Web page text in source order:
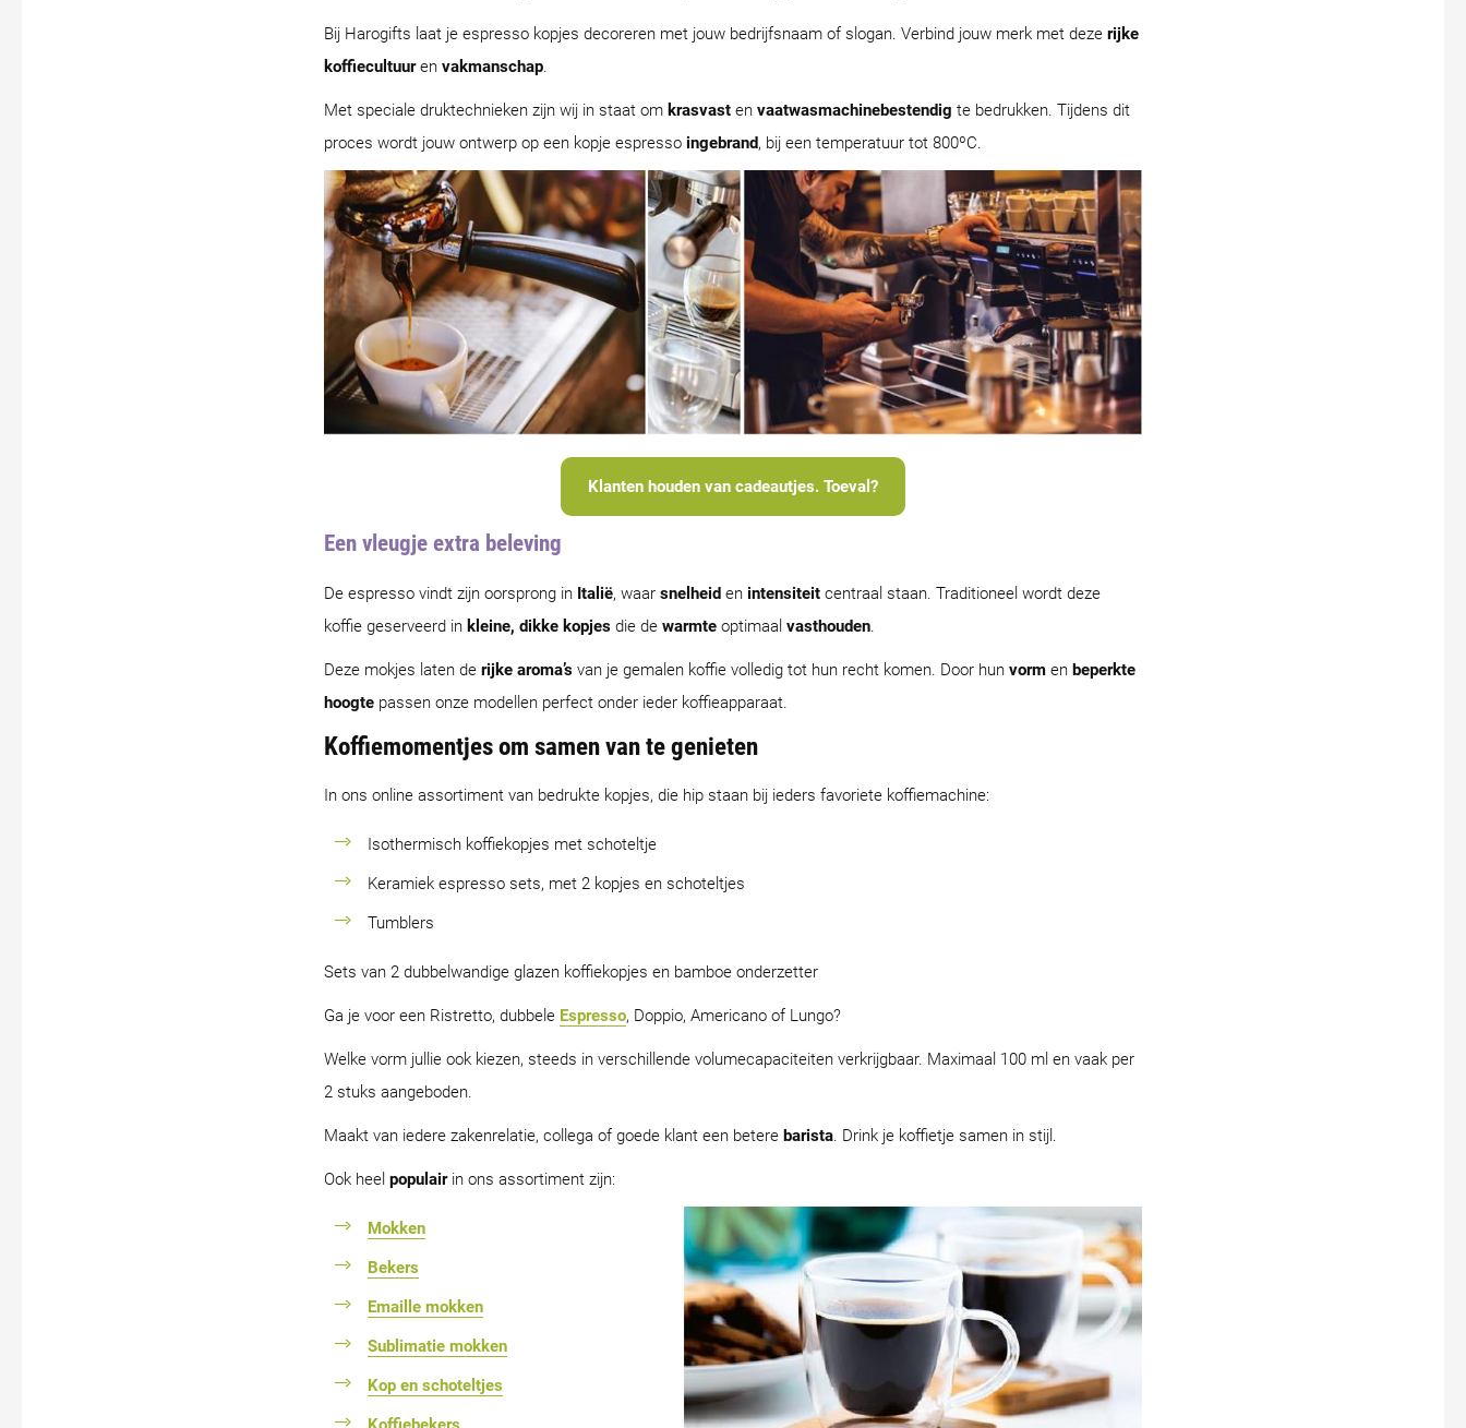
Bij Harogifts laat je espresso kopjes decoreren met jouw bedrijfsnaam of slogan. Verbind jouw merk met deze rijke
koffiecultuuren vakmanschap.
Met speciale druktechnieken zijn wij in staat om krasvast en vaatwasmachinebestendig te bedrukken. Tijdens dit
proces wordt jouw ontwerp op een kopje espresso ingebrand, bij een temperatuur tot 800ºC.
Klanten houden van cadeautjes. Toeval?
Een vleugje extra beleving
De espresso vindt zijn oorsprong in Italië, waar snelheid en intensiteit centraal staan. Traditioneel wordt deze
koffie geserveerd in kleine, dikke kopjes die de warmte optimaal vasthouden.
Deze mokjes laten de rijke aroma’s van je gemalen koffie volledig tot hun recht komen. Door hun vorm en beperkte
hoogte passen onze modellen perfect onder ieder koffieapparaat.
Koffiemomentjes om samen van te genieten
In ons online assortiment van bedrukte kopjes, die hip staan bij ieders favoriete koffiemachine:
Isothermisch koffiekopjes met schoteltje
Keramiek espresso sets, met 2 kopjes en schoteltjes
Tumblers
Sets van 2 dubbelwandige glazen koffiekopjes en bamboe onderzetter
Ga je voor een Ristretto, dubbele Espresso, Doppio, Americano of Lungo?
Welke vorm jullie ook kiezen, steeds in verschillende volumecapaciteiten verkrijgbaar. Maximaal 100 ml en vaak per
2 stuks aangeboden.
Maakt van iedere zakenrelatie, collega of goede klant een betere barista. Drink je koffietje samen in stijl.
Ook heel populairin ons assortiment zijn:
Mokken
Bekers
Emaille mokken
Sublimatie mokken
Kop en schoteltjes